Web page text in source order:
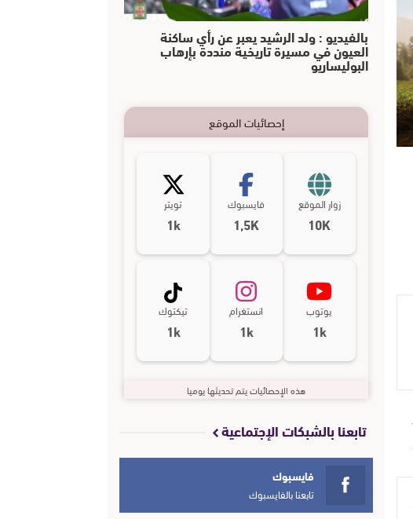
بالفيديو : ولد الرشيد يعبر عن رأي ساكنة
العيون في مسيرة تاريخية منددة بإرهاب
البوليساريو
إحصائيات الموقع
زوار الموقع
10K
فايسبوك
1,5K
تويتر
1k
يوتوب
1k
انستغرام
1k
تيكتوك
1k
هذه الإحصائيات يتم تحديثها يوميا
تابعنا بالشبكات الإجتماعية
فايسبوك
تابعنا بالفايسبوك